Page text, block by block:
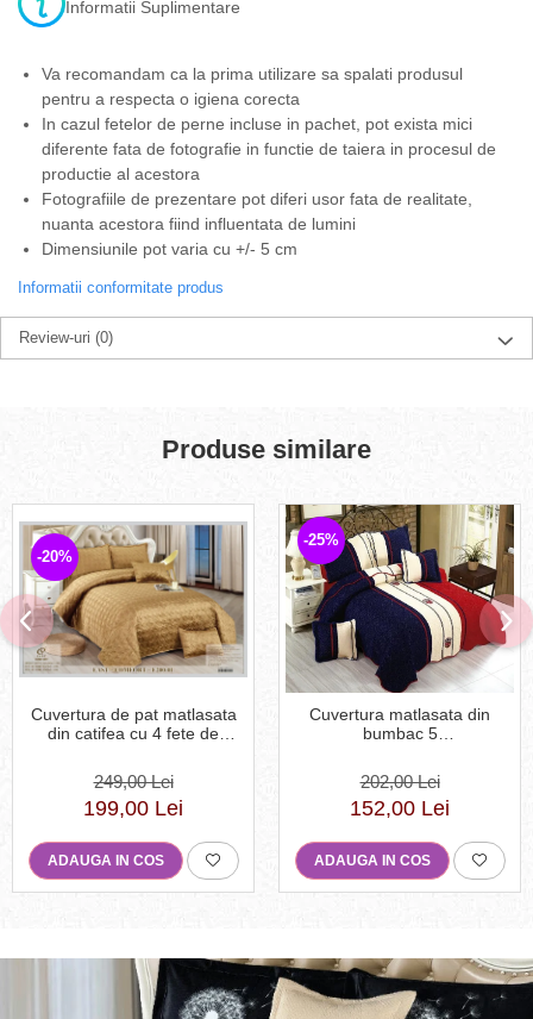
Informatii Suplimentare
Va recomandam ca la prima utilizare sa spalati produsul
pentru a respecta o igiena corecta
In cazul fetelor de perne incluse in pachet, pot exista mici
diferente fata de fotografie in functie de taiera in procesul de
productie al acestora
Fotografiile de prezentare pot diferi usor fata de realitate,
nuanta acestora fiind influentata de lumini
Dimensiunile pot varia cu +/- 5 cm
Informatii conformitate produs
Review-uri (0)
Produse similare
-20%
Cuvertura de pat matlasata
din catifea cu 4 fete de
249,00 Lei
199,00 Lei
ADAUGA IN COS
-25%
Cuvertura matlasata din
bumbac 5
ES105
202,00 Lei
152,00 Lei
ADAUGA IN COS